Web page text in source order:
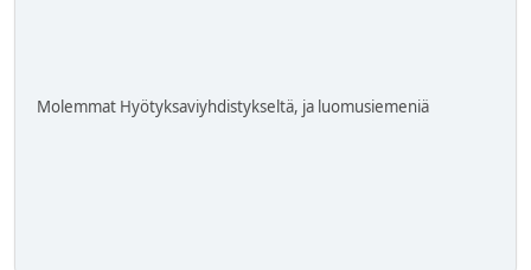
Molemmat Hyötyksaviyhdistykseltä, ja luomusiemeniä